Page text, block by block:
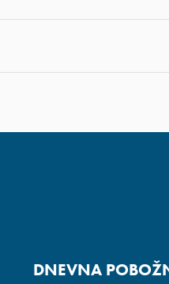
DNEVNA